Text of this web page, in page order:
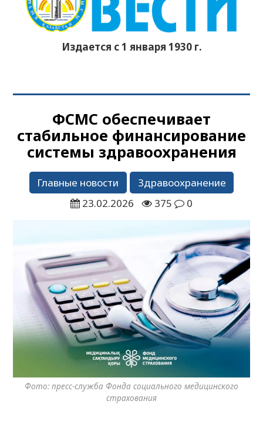
Издается с 1 января 1930 г.
ФСМС обеспечивает
стабильное финансирование
системы здравоохранения
Главные новости
Здравоохранение
23.02.2026
375 0
Фото: пресс-служба Фонда социального медицинского
страхования